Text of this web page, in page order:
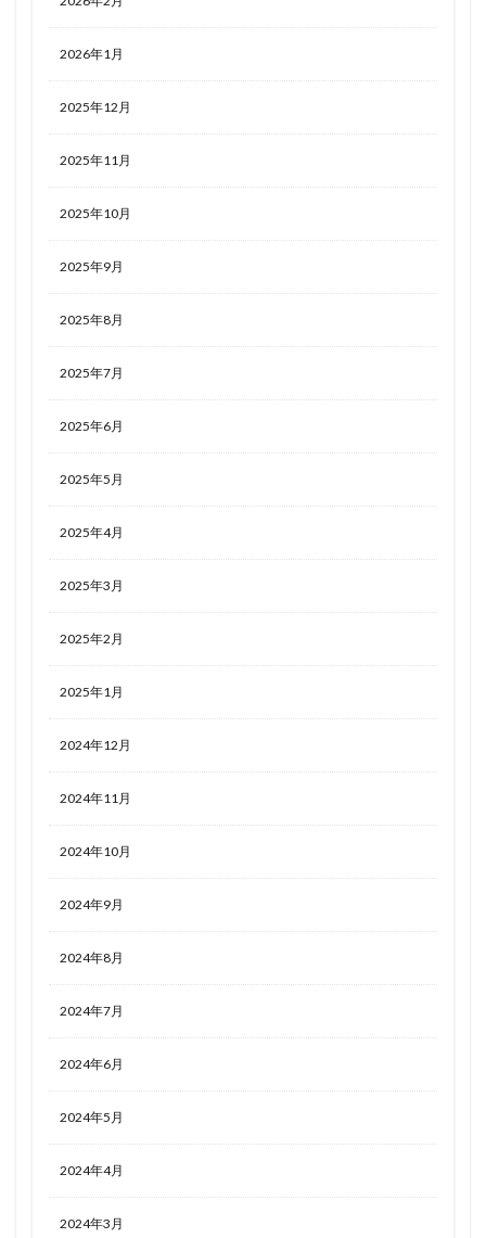
2026年1月
2025年12月
2025年11月
2025年10月
2025年9月
2025年8月
2025年7月
2025年6月
2025年5月
2025年4月
2025年3月
2025年2月
2025年1月
2024年12月
2024年11月
2024年10月
2024年9月
2024年8月
2024年7月
2024年6月
2024年5月
2024年4月
2024年3月